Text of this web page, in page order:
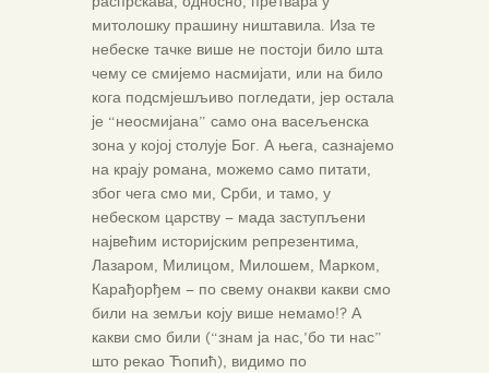
митолошку прашину ништавила. Иза те
небеске тачке више не постоји било шта
чему се смијемо насмијати, или на било
кога подсмјешљиво погледати, јер остала
је “неосмијана” само она васељенска
зона у којој столује Бог. А њега, сазнајемо
на крају романа, можемо само питати,
због чега смо ми, Срби, и тамо, у
небеском царству – мада заступљени
највећим историјским репрезентима,
Лазаром, Милицом, Милошем, Марком,
Карађорђем – по свему онакви какви смо
били на земљи коју више немамо!? А
какви смо били (“знам ја нас,’бо ти нас”
што рекао Ћопић), видимо по